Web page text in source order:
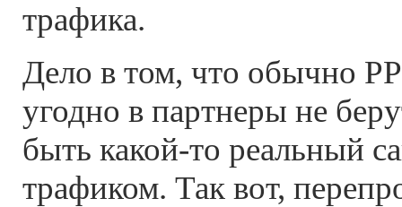
трафика.
Дело в том, что обычно
угодно в партнеры не
быть какой-то реальный
трафиком. Так вот,